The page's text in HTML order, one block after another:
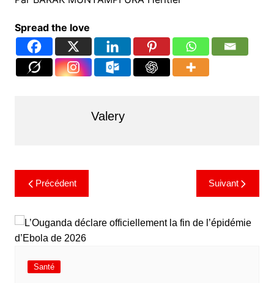
Spread the love
Valery
Précédent Suivant
Santé